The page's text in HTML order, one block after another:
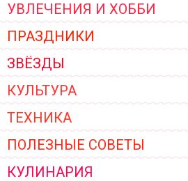
УВЛЕЧЕНИЯ И ХОББИ
ПРАЗДНИКИ
ЗВЁЗДЫ
КУЛЬТУРА
ТЕХНИКА
ПОЛЕЗНЫЕ СОВЕТЫ
КУЛИНАРИЯ